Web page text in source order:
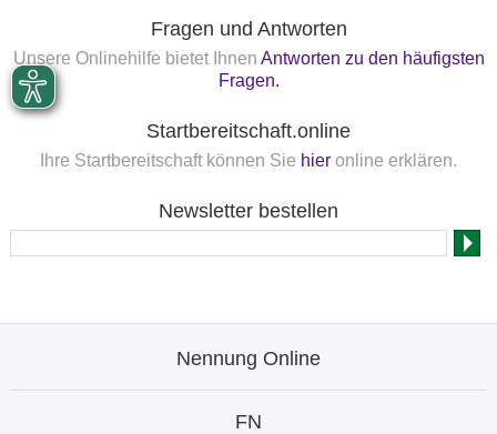
Fragen und Antworten
Unsere Onlinehilfe bietet Ihnen Antworten zu den häufigsten
Fragen.
Startbereitschaft.online
Ihre Startbereitschaft können Sie hier online erklären.
Newsletter bestellen
Nennung Online
FN